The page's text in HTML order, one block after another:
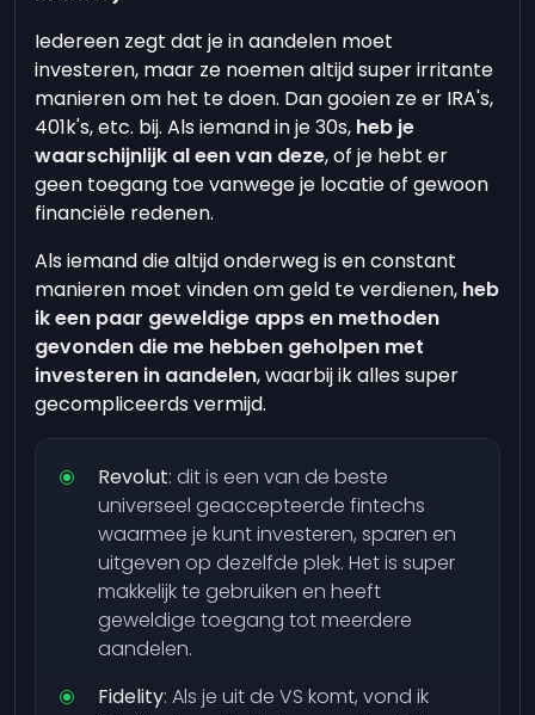
Iedereen zegt dat je in aandelen moet
investeren, maar ze noemen altijd super irritante
manieren om het te doen. Dan gooien ze er IRA's,
401k's, etc. bij. Als iemand in je 30s, heb je
waarschijnlijk al een van deze, of je hebt er
geen toegang toe vanwege je locatie of gewoon
financiële redenen.
Als iemand die altijd onderweg is en constant
manieren moet vinden om geld te verdienen, heb
ik een paar geweldige apps en methoden
gevonden die me hebben geholpen met
investeren in aandelen, waarbij ik alles super
gecompliceerds vermijd.
Revolut: dit is een van de beste
universeel geaccepteerde fintechs
waarmee je kunt investeren, sparen en
uitgeven op dezelfde plek. Het is super
makkelijk te gebruiken en heeft
geweldige toegang tot meerdere
aandelen.
Fidelity: Als je uit de VS komt, vond ik